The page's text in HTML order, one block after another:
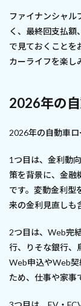
ファイナンシャル
く、最終回支払額
で見ておくことを
カーライフを楽し
2026年の
2026年の自動車ロ
1つ目は、金利動
策を背景に、金融
です。変動金利型
来の金利見直しも
2つ目は、Web完
行、りそな銀行、
Web申込やWeb契
ため、仕事や家事